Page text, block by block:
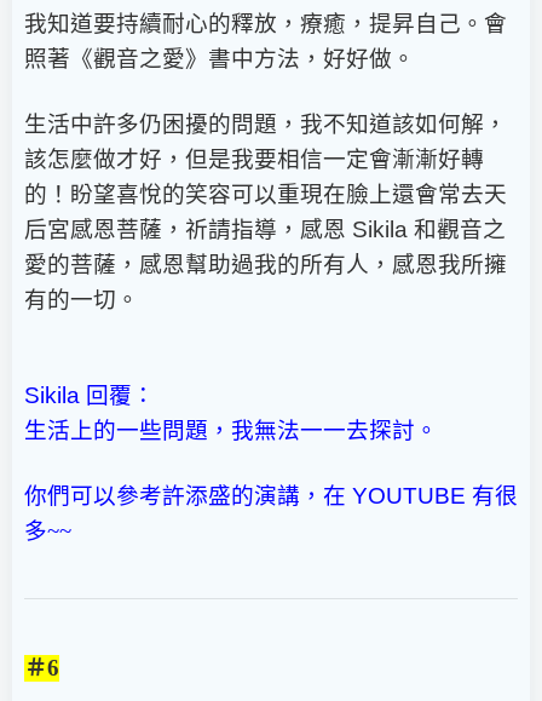
我知道要持續耐心的釋放，療癒，提昇自己。會
照著《觀音之愛》書中方法，好好做。
生活中許多仍困擾的問題，我不知道該如何解，
該怎麼做才好，但是我要相信一定會漸漸好轉
的！盼望喜悅的笑容可以重現在臉上還會常去天
后宮感恩菩薩，祈請指導，感恩 Sikila 和觀音之
愛的菩薩，感恩幫助過我的所有人，感恩我所擁
有的一切。
Sikila 回覆：
生活上的一些問題，我無法一一去探討。
你們可以參考許添盛的演講，在 YOUTUBE 有很
多~~
＃6